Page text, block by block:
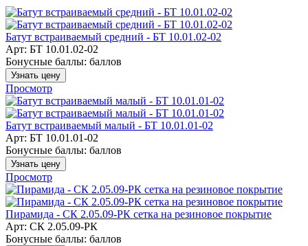
Батут встраиваемый средний - БТ 10.01.02-02
Арт: БТ 10.01.02-02
Бонусные баллы: баллов
Узнать цену
Просмотр
Батут встраиваемый малый - БТ 10.01.01-02
Арт: БТ 10.01.01-02
Бонусные баллы: баллов
Узнать цену
Просмотр
Пирамида - СК 2.05.09-РК сетка на резиновое покрытие
Арт: СК 2.05.09-РК
Бонусные баллы: баллов